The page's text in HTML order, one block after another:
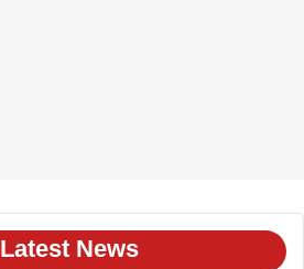
Latest News